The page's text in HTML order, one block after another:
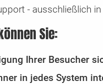
& DSGVO Reporting
Check auf
Up- und Downgraden
& Shops mit CCM19
Sie die Anleitung für die
CMS Systeme
übermitteln
uns auf sichere Weise
Das können Sie hier.
- ausschließlich
Sie:
Ihrer Besucher
in jedes System